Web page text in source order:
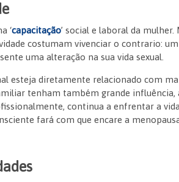
‘capacitação’ social e laboral da
costumam vivenciar o contrario: um
uma alteração na sua vida sexual.
esteja diretamente relacionado com
tenham também grande influência,
continua a enfrentar a
fará com que encare a